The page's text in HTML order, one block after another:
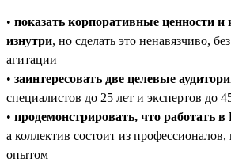
• показать корпоративные ценности
изнутри, но сделать это ненавязчиво,
агитации
• заинтересовать две целевые
специалистов до 25 лет и экспертов до
• продемонстрировать, что работать
а коллектив состоит из профессионалов,
опытом